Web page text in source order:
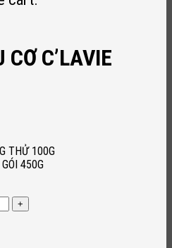
C’LAVIE
THỬ 100G
450G